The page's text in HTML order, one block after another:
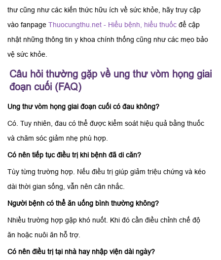
thư cũng như các kiến thức hữu ích về sức khỏe, hãy truy cập
vào fanpage Thuocungthu.net - Hiểu bệnh, hiểu thuốc để cập
nhật những thông tin y khoa chính thống cũng như các mẹo bảo
vệ sức khỏe.
Câu hỏi thường gặp về ung thư vòm họng giai
đoạn cuối (FAQ)
Ung thư vòm họng giai đoạn cuối có đau không?
Có. Tuy nhiên, đau có thể được kiểm soát hiệu quả bằng thuốc
và chăm sóc giảm nhẹ phù hợp.
Có nên tiếp tục điều trị khi bệnh đã di căn?
Tùy từng trường hợp. Nếu điều trị giúp giảm triệu chứng và kéo
dài thời gian sống, vẫn nên cân nhắc.
Người bệnh có thể ăn uống bình thường không?
Nhiều trường hợp gặp khó nuốt. Khi đó cần điều chỉnh chế độ
ăn hoặc nuôi ăn hỗ trợ.
Có nên điều trị tại nhà hay nhập viện dài ngày?